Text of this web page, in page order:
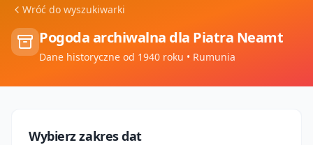
Wróć do wyszukiwarki
Pogoda archiwalna dla Piatra Neamt
Dane historyczne od 1940 roku • Rumunia
Wybierz zakres dat